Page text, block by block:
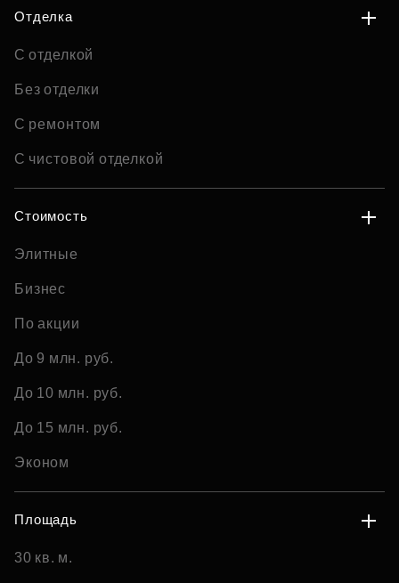
Отделка
С отделкой
Без отделки
С ремонтом
С чистовой отделкой
Стоимость
Элитные
Бизнес
По акции
До 9 млн. руб.
До 10 млн. руб.
До 15 млн. руб.
Эконом
Площадь
30 кв. м.